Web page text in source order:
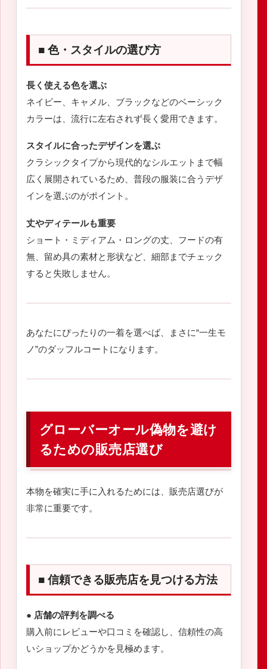
■ 色・スタイルの選び方
長く使える色を選ぶ
ネイビー、キャメル、ブラックなどのベーシック
カラーは、流行に左右されず長く愛用できます。
スタイルに合ったデザインを選ぶ
クラシックタイプから現代的なシルエットまで幅
広く展開されているため、普段の服装に合うデザ
インを選ぶのがポイント。
丈やディテールも重要
ショート・ミディアム・ロングの丈、フードの有
無、留め具の素材と形状など、細部までチェック
すると失敗しません。
あなたにぴったりの一着を選べば、まさに“一生モ
ノ”のダッフルコートになります。
グローバーオール偽物を避け
るための販売店選び
本物を確実に手に入れるためには、販売店選びが
非常に重要です。
■ 信頼できる販売店を見つける方法
● 店舗の評判を調べる
購入前にレビューや口コミを確認し、信頼性の高
いショップかどうかを見極めます。